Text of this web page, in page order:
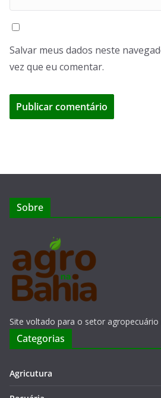
Salvar meus dados neste
vez que eu comentar.
Sobre
Site voltado para o setor agropecuário
Categorias
Agricutura